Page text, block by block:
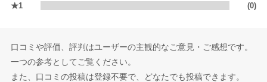
★1
(0)
口コミや評価、評判はユーザーの主観的なご意見・ご感想です。
一つの参考としてご覧ください。
また、口コミの投稿は登録不要で、どなたでも投稿できます。